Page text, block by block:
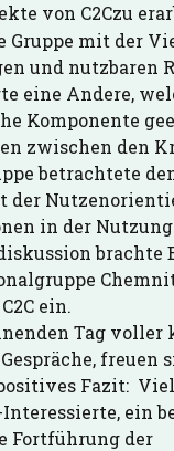
von C2Czu
Gruppe mit der
und nutzbaren
eine Andere,
Komponente
zwischen den
betrachtete
der
in der
brachte
ein.
Tag
freuen
Fazit:
ein
Fortführung der